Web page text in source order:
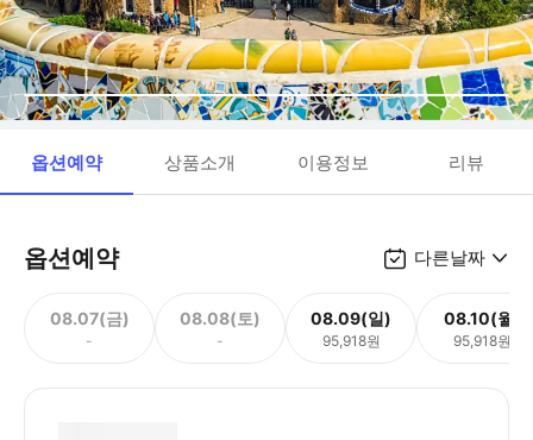
옵션예약 상품소개 이용정보 리뷰
옵션예약 다른날짜
08.07(금)
-
08.08(토)
-
08.09(일)
95,918원
08.10(월)
95,918원